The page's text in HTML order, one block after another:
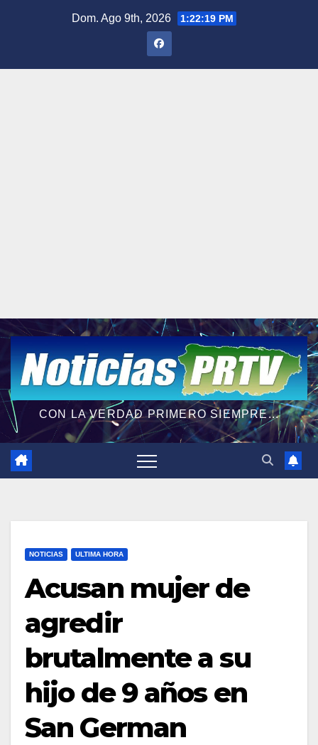
Dom. Ago 9th, 2026 1:22:20 PM
CON LA VERDAD PRIMERO SIEMPRE...
NOTICIAS ULTIMA HORA
Acusan mujer de
agredir
brutalmente a su
hijo de 9 años en
San German